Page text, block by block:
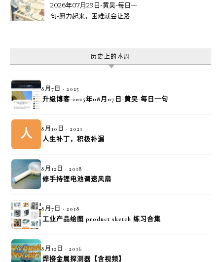
2026年07月29日-黄昊-每日一
句-愿力起来，困难就会让路
历史上的本周
8月7日 · 2025
升级博客-2025年08月07日-黄昊-每日一句
人 8月10日 · 2021
人生补丁，积极补漏
8月12日 · 2018
修手持锂电池调速风扇
8月7日 · 2018
工业产品绘图 product sketch 练习合集
8月12日 · 2016
焊接金属探测器【含视频】